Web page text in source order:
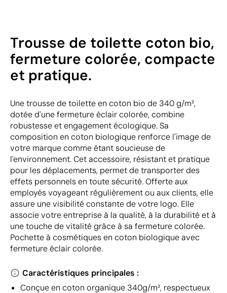
Trousse de toilette coton bio,
fermeture colorée, compacte
et pratique.
Une trousse de toilette en coton bio de 340 g/m²,
dotée d'une fermeture éclair colorée, combine
robustesse et engagement écologique. Sa
composition en coton biologique renforce l'image de
votre marque comme étant soucieuse de
l'environnement. Cet accessoire, résistant et pratique
pour les déplacements, permet de transporter des
effets personnels en toute sécurité. Offerte aux
employés voyageant régulièrement ou aux clients, elle
assure une visibilité constante de votre logo. Elle
associe votre entreprise à la qualité, à la durabilité et à
une touche de vitalité grâce à sa fermeture colorée.
Pochette à cosmétiques en coton biologique avec
fermeture éclair colorée.
Caractéristiques principales :
Conçue en coton organique 340g/m², respectueux